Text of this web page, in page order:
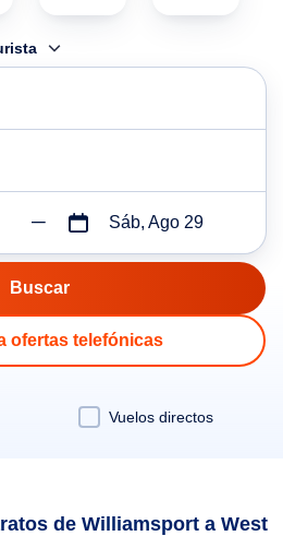
Sáb, Ago 29
ofertas telefónicas
Vuelos directos
de Williamsport a West